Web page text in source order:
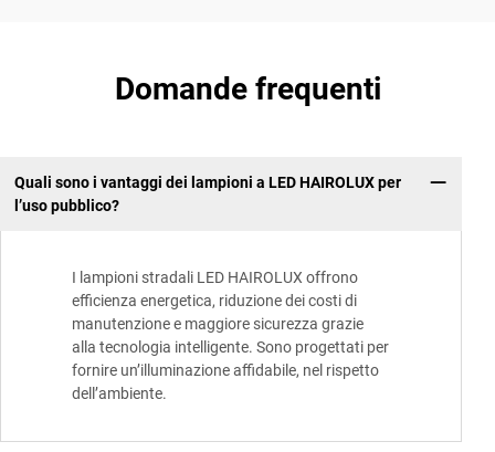
Domande frequenti
Quali sono i vantaggi dei lampioni a LED HAIROLUX per
l’uso pubblico?
I lampioni stradali LED HAIROLUX offrono
efficienza energetica, riduzione dei costi di
manutenzione e maggiore sicurezza grazie
alla tecnologia intelligente. Sono progettati per
fornire un’illuminazione affidabile, nel rispetto
dell’ambiente.